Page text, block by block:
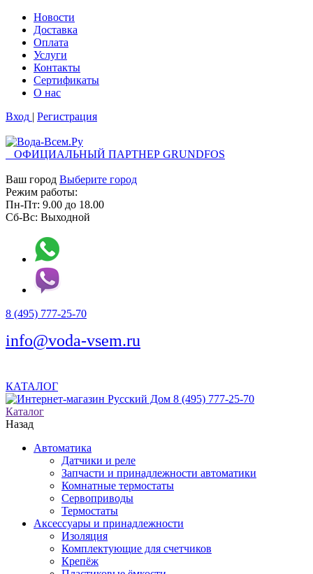
Новости
Доставка
Оплата
Услуги
Контакты
Cертификаты
О нас
Вход | Регистрация
ОФИЦИАЛЬНЫЙ ПАРТНЕР GRUNDFOS
Ваш город Выберите город
Режим работы:
Пн-Пт: 9.00 до 18.00
Сб-Вс: Выходной
8 (495) 777-25-70
info@voda-vsem.ru
КАТАЛОГ
8 (495) 777-25-70
Каталог
Назад
Автоматика
Датчики и реле
Запчасти и принадлежности автоматики
Комнатные термостаты
Сервоприводы
Термостаты
Аксессуары и принадлежности
Изоляция
Комплектующие для счетчиков
Крепёж